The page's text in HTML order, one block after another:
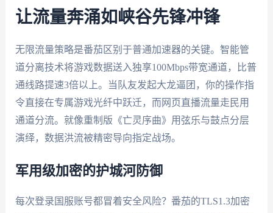
让流量奔涌如峡谷先锋冲锋
无限流量策略是番茄区别于普通加速器的关键。智能管
道分离技术将游戏数据送入独享100Mbps带宽通道，比普
通线路提速3倍以上。当队友发起大龙逼团，你的操作指
令直接在专属游戏光纤中跃迁，而网页直播流量走民用
通道分流。就像重制版《亡灵序曲》用弦乐与鼓点分层
演绎，数据洪流被精密导向指定战场。
军用级加密的护城河防御
每次登录国服账号都冒着安全风险？番茄的TLS1.3加密